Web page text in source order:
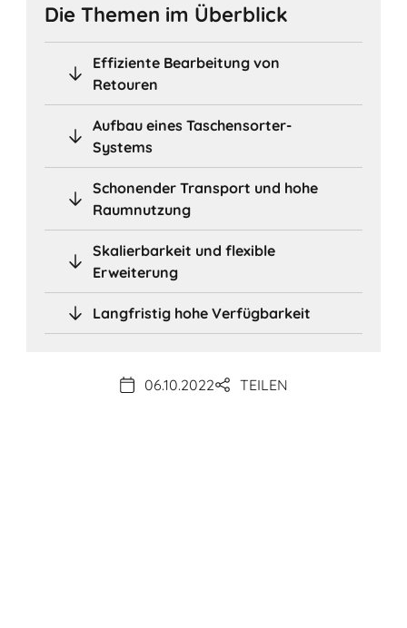
Die Themen im Überblick
Effiziente Bearbeitung von
Retouren
Aufbau eines Taschensorter-
Systems
Schonender Transport und hohe
Raumnutzung
Skalierbarkeit und flexible
Erweiterung
Langfristig hohe Verfügbarkeit
06.10.2022 TEILEN